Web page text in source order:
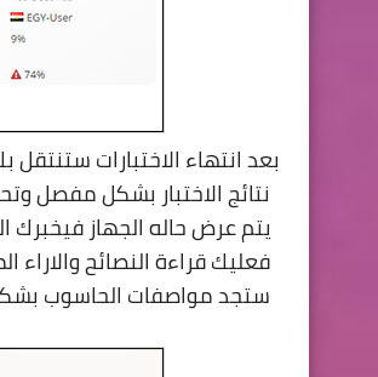
نتائج الاختبار بشكل مفصل
يتم عرض حاله الجهاز
فعليك قراءة النصائح
ستجد مواصفات الحاسوب